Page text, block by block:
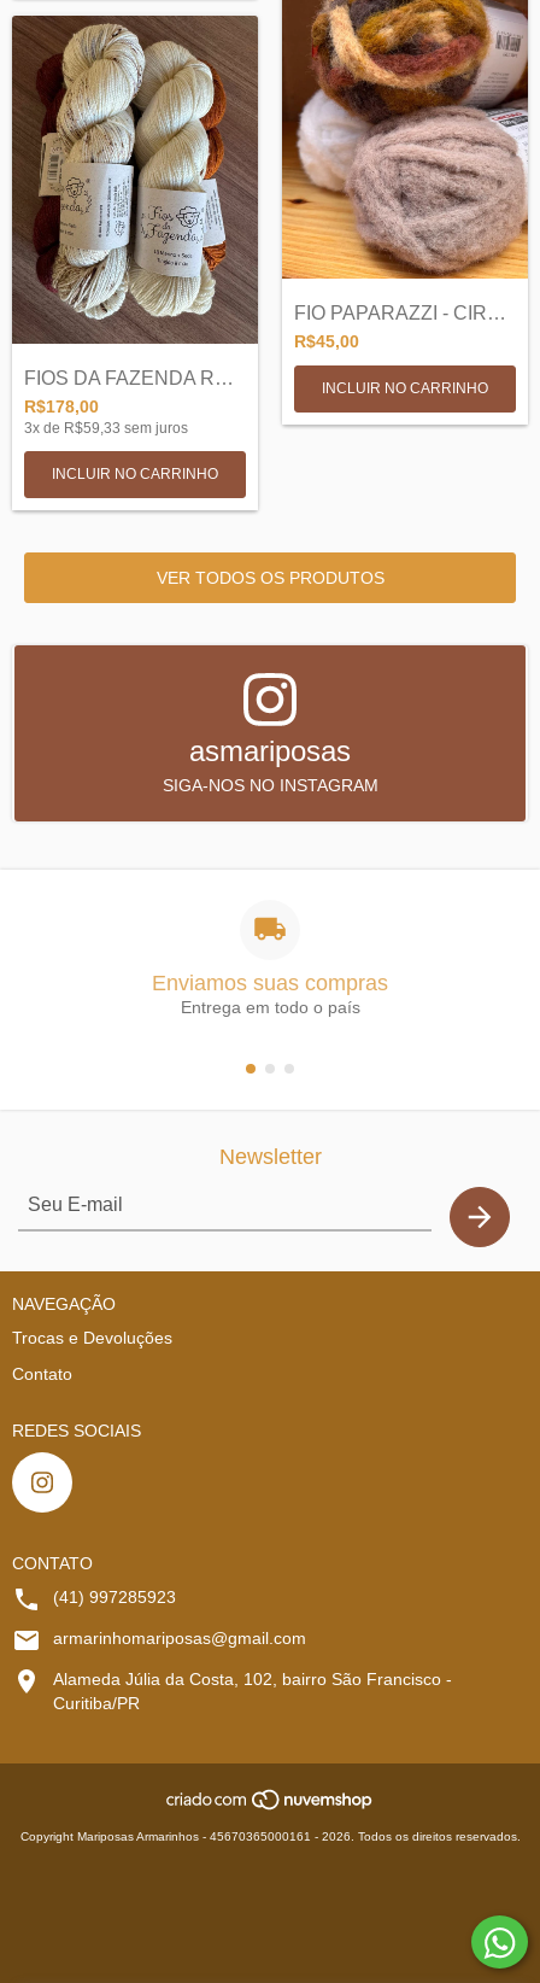
FIOS DA FAZENDA ROCIO - LÃ MERINO + SEDA
R$178,00
3x de R$59,33 sem juros
INCLUIR NO CARRINHO
FIO PAPARAZZI - CIRCULO
R$45,00
INCLUIR NO CARRINHO
VER TODOS OS PRODUTOS
asmariposas
SIGA-NOS NO INSTAGRAM
Enviamos suas compras
Entrega em todo o país
Newsletter
NAVEGAÇÃO
Trocas e Devoluções
Contato
REDES SOCIAIS
CONTATO
(41) 997285923
armarinhomariposas@gmail.com
Alameda Júlia da Costa, 102, bairro São Francisco -
Curitiba/PR
Copyright Mariposas Armarinhos - 45670365000161 - 2026. Todos os direitos reservados.